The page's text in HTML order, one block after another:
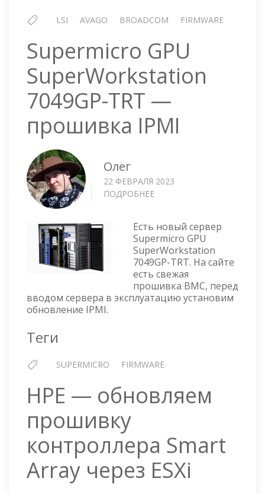
LSI AVAGO BROADCOM FIRMWARE
Supermicro GPU
SuperWorkstation
7049GP-TRT —
прошивка IPMI
Олег
22 ФЕВРАЛЯ 2023
ПОДРОБНЕЕ
SUPERWORKSTATION
7049GP-
TRT
—
ПРОШИВКА
IPMI
Есть новый сервер
Supermicro GPU
SuperWorkstation
7049GP-TRT. На сайте
есть свежая
прошивка BMC, перед
вводом сервера в эксплуатацию установим
обновление IPMI.
Теги
SUPERMICRO FIRMWARE
HPE — обновляем
прошивку
контроллера Smart
Array через ESXi